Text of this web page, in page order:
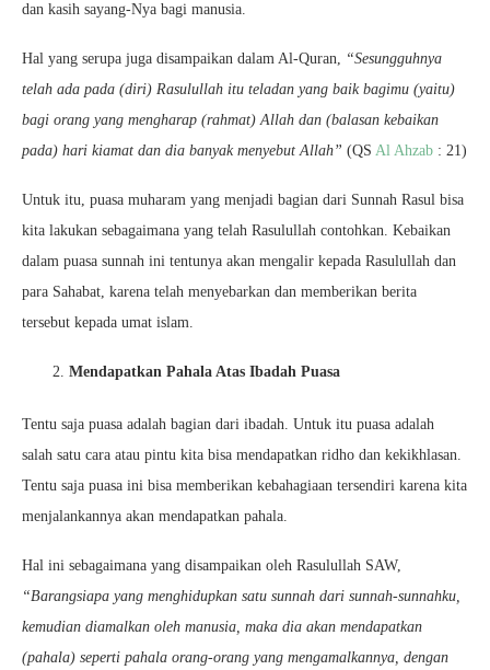
dan kasih sayang-Nya bagi manusia.
Hal yang serupa juga disampaikan dalam Al-Quran, “Sesungguhnya
telah ada pada (diri) Rasulullah itu teladan yang baik bagimu (yaitu)
bagi orang yang mengharap (rahmat) Allah dan (balasan kebaikan
pada) hari kiamat dan dia banyak menyebut Allah” (QS Al Ahzab : 21)
Untuk itu, puasa muharam yang menjadi bagian dari Sunnah Rasul bisa
kita lakukan sebagaimana yang telah Rasulullah contohkan. Kebaikan
dalam puasa sunnah ini tentunya akan mengalir kepada Rasulullah dan
para Sahabat, karena telah menyebarkan dan memberikan berita
tersebut kepada umat islam.
Mendapatkan Pahala Atas Ibadah Puasa
Tentu saja puasa adalah bagian dari ibadah. Untuk itu puasa adalah
salah satu cara atau pintu kita bisa mendapatkan ridho dan kekikhlasan.
Tentu saja puasa ini bisa memberikan kebahagiaan tersendiri karena kita
menjalankannya akan mendapatkan pahala.
Hal ini sebagaimana yang disampaikan oleh Rasulullah SAW,
“Barangsiapa yang menghidupkan satu sunnah dari sunnah-sunnahku,
kemudian diamalkan oleh manusia, maka dia akan mendapatkan
(pahala) seperti pahala orang-orang yang mengamalkannya, dengan